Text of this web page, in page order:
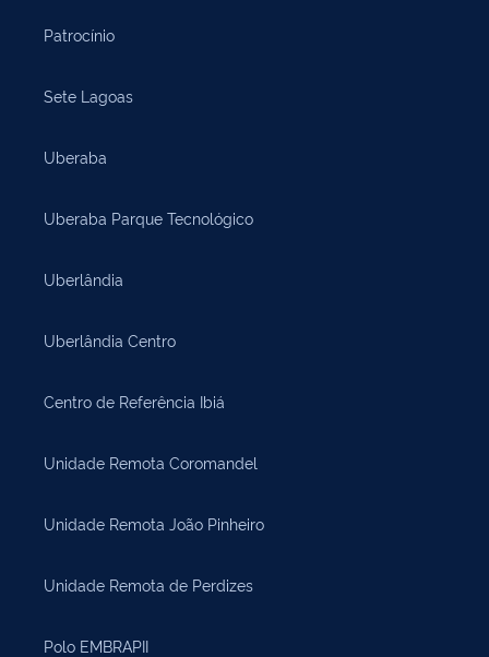
Patrocínio
Sete Lagoas
Uberaba
Uberaba Parque Tecnológico
Uberlândia
Uberlândia Centro
Centro de Referência Ibiá
Unidade Remota Coromandel
Unidade Remota João Pinheiro
Unidade Remota de Perdizes
Polo EMBRAPII